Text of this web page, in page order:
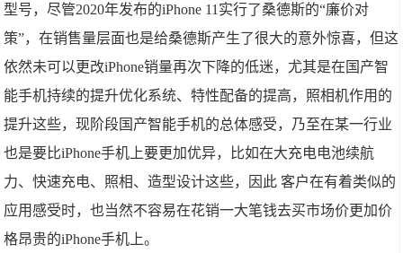
型号，尽管2020年发布的iPhone 11实行了桑德斯的“廉价对
策”，在销售量层面也是给桑德斯产生了很大的意外惊喜，但这
依然未可以更改iPhone销量再次下降的低迷，尤其是在国产智
能手机持续的提升优化系统、特性配备的提高，照相机作用的
提升这些，现阶段国产智能手机的总体感受，乃至在某一行业
也是要比iPhone手机上要更加优异，比如在大充电电池续航
力、快速充电、照相、造型设计这些，因此 客户在有着类似的
应用感受时，也当然不容易在花销一大笔钱去买市场价更加价
格昂贵的iPhone手机上。